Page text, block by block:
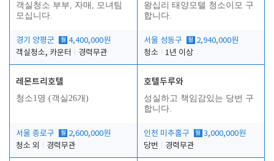
객실청소 부부, 자매, 모녀팀
모십니다.
경기 양평군 월 4,400,000원
객실청소, 카운터
경력무관
왕십리 태양모텔 청소이모 구
합니다.
서울 성동구 월 2,940,000원
청소
1년 이상
레몬트리호텔
청소1명 (객실26개)
서울 종로구 월 2,600,000원
청소 외
경력무관
호텔두루와
성실하고 책임감있는 당번 구
합니다.
인천 미추홀구 월 3,000,000원
당번
경력무관